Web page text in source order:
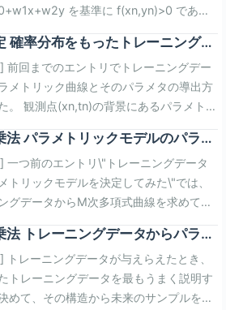
を基準に f(xn,yn)>0 であれ
を考える。 正解、不正解を表す変数tに
解の場合に+1、不正解の場合に-1とした
ーニングデータ(xn,yn,tn)を与えて多項
を求める分類アルゴリズムをパーセプト
with amazlet at 17.03.10中井 悦司 技術
上げランキング: 8,130Amazon.co.jpで
面
1次多項式f(x,y)を以下の通り定義する。
$$ トレーニングデー
対してパラメタtを以下の通り決定す
f(x_n,y_n) > 0
t=+1 \\ f(x_n,y_n) < 0 Rightarrow t=-1
$$ tの符号とf(x,y)の符号の関係性か
確率分布をもったトレーニングデ
習回までのエントリでトレーニングデー
メトリック曲線とそのパラメタの導出方
パラメトリ
最良になるようにパラメタを決定する 実
ーニングデータはパラメトリック曲線か
データではなく、パラメトリック曲線は
レーニングデータとの最小二乗誤差が最
うまく含む方法を考える。 実際のサンプ
、トレーニングデータから導出したパラ
曲線から±σの誤差を持つデータであると
とで、サンプルデータの特徴を確率的に
法 パラメトリックモデルのパラメ
学習
つ前のエントリ\"トレーニングデータ
トリックモデルを決定してみた\"では、
グデータからM次多項式曲線を求めてみ
みる。 Mを大きくすればするほ
ングデータを多く通過することになり、
グデータの数Nを境に、ついにはトレー
タを再現する多項式曲線が出来上がる。
法 トレーニングデータからパラメ
モデルを決定してみた
トレーニングデータを最もうまく説明す
めて、その構造から未来のサンプルを予